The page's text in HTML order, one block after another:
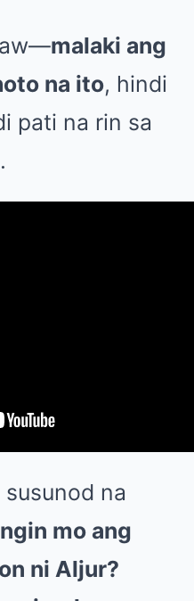
malaki ang
na ito, hindi
pati na rin sa
na
mo ang
ni Aljur?